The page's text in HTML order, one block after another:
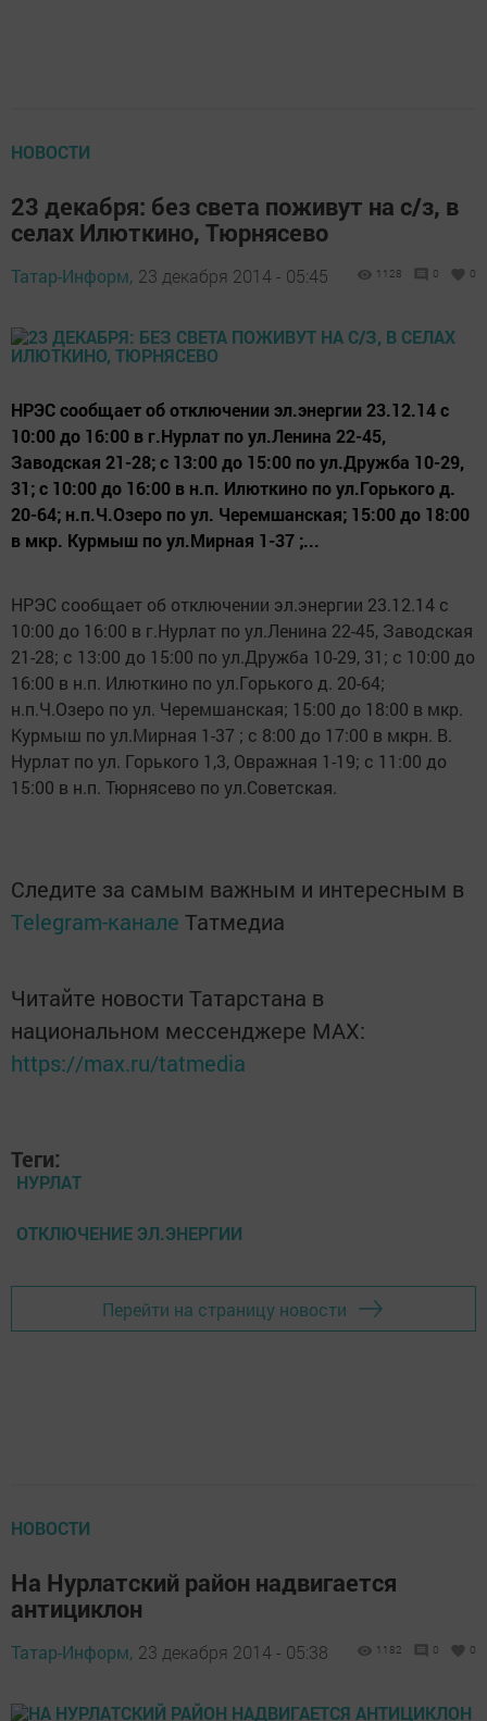
НОВОСТИ
23 декабря: без света поживут на с/з, в
селах Илюткино, Тюрнясево
Татар-Информ, 23 декабря 2014 - 05:45 1128 0 0
НРЭС сообщает об отключении эл.энергии 23.12.14 с
10:00 до 16:00 в г.Нурлат по ул.Ленина 22-45,
Заводская 21-28; с 13:00 до 15:00 по ул.Дружба 10-29,
31; с 10:00 до 16:00 в н.п. Илюткино по ул.Горького д.
20-64; н.п.Ч.Озеро по ул. Черемшанская; 15:00 до 18:00
в мкр. Курмыш по ул.Мирная 1-37 ;...
НРЭС сообщает об отключении эл.энергии 23.12.14 с
10:00 до 16:00 в г.Нурлат по ул.Ленина 22-45, Заводская
21-28; с 13:00 до 15:00 по ул.Дружба 10-29, 31; с 10:00 до
16:00 в н.п. Илюткино по ул.Горького д. 20-64;
н.п.Ч.Озеро по ул. Черемшанская; 15:00 до 18:00 в мкр.
Курмыш по ул.Мирная 1-37 ; с 8:00 до 17:00 в мкрн. В.
Нурлат по ул. Горького 1,3, Овражная 1-19; с 11:00 до
15:00 в н.п. Тюрнясево по ул.Советская.
Следите за самым важным и интересным в
Telegram-канале Татмедиа
Читайте новости Татарстана в
национальном мессенджере MАХ:
https://max.ru/tatmedia
Теги:
НУРЛАТ
ОТКЛЮЧЕНИЕ ЭЛ.ЭНЕРГИИ
Перейти на страницу новости
НОВОСТИ
На Нурлатский район надвигается
антициклон
Татар-Информ, 23 декабря 2014 - 05:38 1182 0 0